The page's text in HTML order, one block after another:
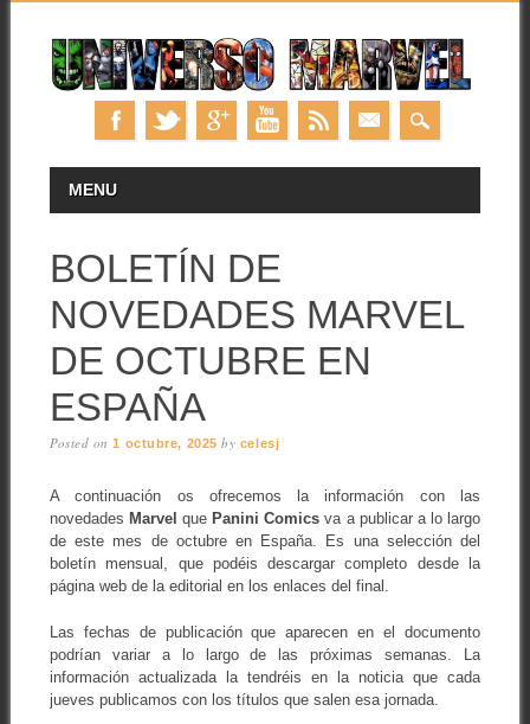
MAIN MENU
MENU
BOLETÍN DE
NOVEDADES MARVEL
DE OCTUBRE EN
ESPAÑA
Posted on1 octubre, 2025 by celesj
A continuación os ofrecemos la información con las
novedades Marvel que Panini Comics va a publicar a lo largo
de este mes de octubre en España. Es una selección del
boletín mensual, que podéis descargar completo desde la
página web de la editorial en los enlaces del final.
Las fechas de publicación que aparecen en el documento
podrían variar a lo largo de las próximas semanas. La
información actualizada la tendréis en la noticia que cada
jueves publicamos con los títulos que salen esa jornada.